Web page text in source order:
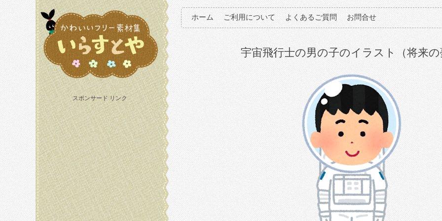
スポンサード リンク
ホーム ご利用について よくあるご質問 お問合せ
宇宙飛行士の男の子のイラスト（将来